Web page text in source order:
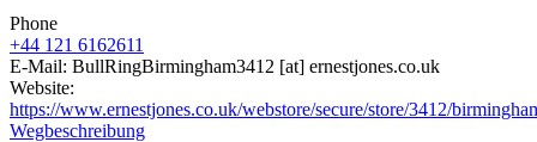
Phone
+44 121 6162611
E-Mail: BullRingBirmingham3412 [at] ernestjones.co.uk
Website:
https://www.ernestjones.co.uk/webstore/secure/store/3412/
Wegbeschreibung